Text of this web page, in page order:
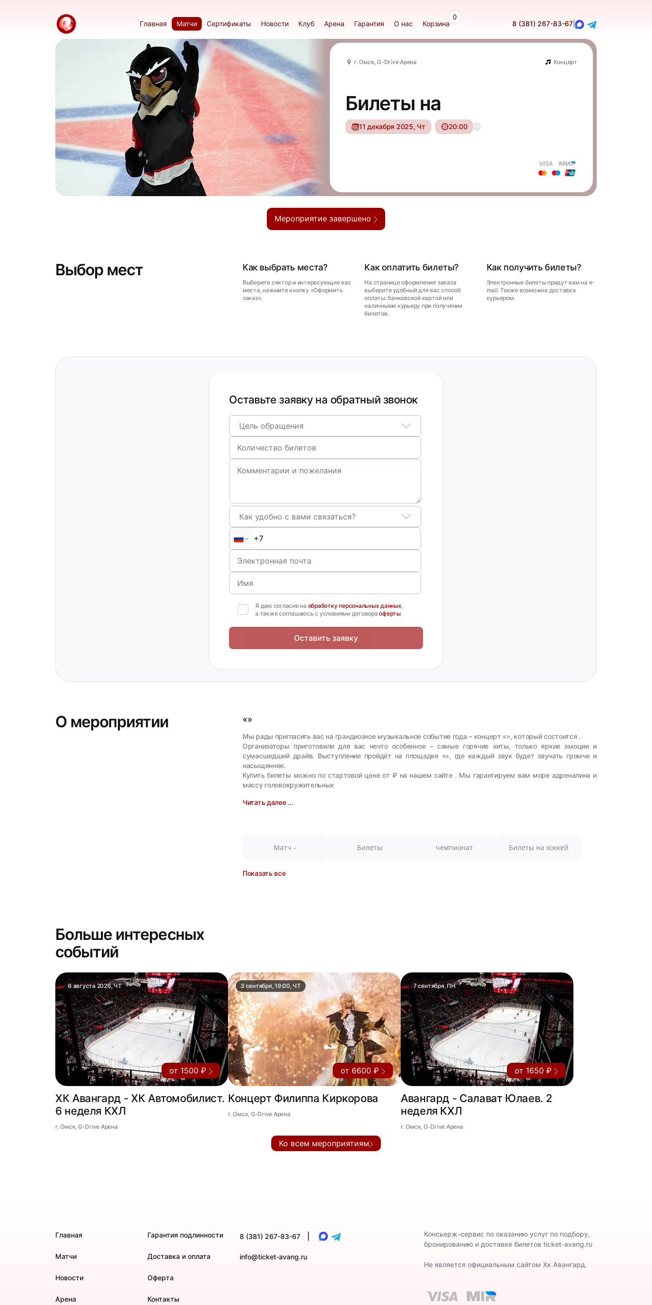
Главная Матчи Сертификаты Новости Клуб Арена Гарантия О нас Корзина
0
8 (381) 267-83-67
г. Омск, G-Drive Арена Концерт
Билеты на
11 декабря 2025, Чт 20:00
Мероприятие завершено
Выбор мест Как выбрать места?
Выберите сектор и интересующие вас
места, нажмите кнопку «Оформить
заказ».
Как оплатить билеты?
На странице оформления заказа
выберите удобный для вас способ
оплаты: банковской картой или
наличными курьеру при получении
билетов.
Как получить билеты?
Электронные билеты придут вам на e-
mail. Также возможна доставка
курьером.
Оставьте заявку на обратный звонок
Цель обращения
Как удобно с вами связаться?
Я даю согласие на обработку персональных данных,
а также соглашаюсь с условиями договораоферты
Оставить заявку
О мероприятии «»
Мы рады пригласить вас на грандиозное музыкальное событие года – концерт «», который состоится .
Организаторы приготовили для вас нечто особенное – самые горячие хиты, только яркие эмоции и
сумасшедший драйв. Выступление пройдёт на площадке «», где каждый звук будет звучать громче и
насыщеннее.
Купить билеты можно по стартовой цене от ₽ на нашем сайте . Мы гарантируем вам море адреналина и
массу головокружительных
Читать далее ...
Матч - Билеты чемпионат Билеты на хоккей
Показать все
Больше интересных
событий
6 августа 2026, ЧТ
от 1500 ₽
ХК Авангард - ХК Автомобилист.
6 неделя КХЛ
г. Омск, G-Drive Арена
3 сентября, 19:00, ЧТ
от 6600 ₽
Концерт Филиппа Киркорова
г. Омск, G-Drive Арена
7 сентября, ПН
от 1650 ₽
Авангард - Салават Юлаев. 2
неделя КХЛ
г. Омск, G-Drive Арена
Ко всем мероприятиям
Главная
Матчи
Новости
Арена
Гарантия подлинности
Доставка и оплата
Оферта
Контакты
8 (381) 267-83-67
info@ticket-avang.ru
Консьерж-сервис по оказанию услуг по подбору,
бронированию и доставке билетов ticket-avang.ru
Не является официальным сайтом Хк Авангард.